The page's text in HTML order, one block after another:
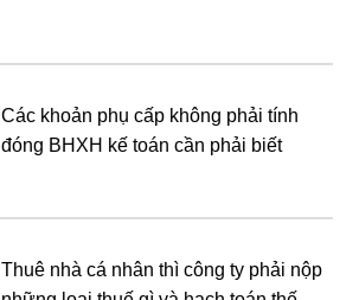
Các khoản phụ cấp không phải tính
đóng BHXH kế toán cần phải biết
Thuê nhà cá nhân thì công ty phải nộp